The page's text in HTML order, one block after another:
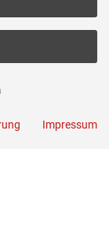
Impressum